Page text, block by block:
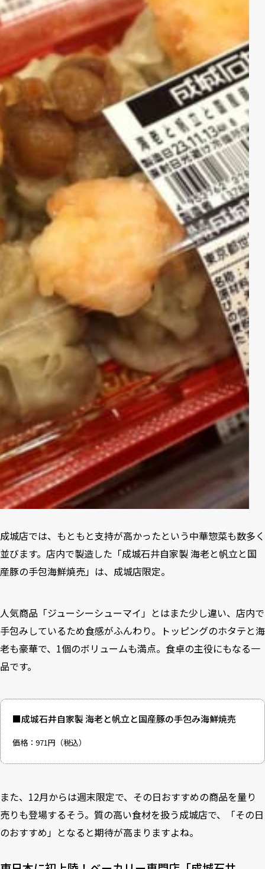
成城店では、もともと支持が高かったという中華惣菜も数多く
並びます。店内で製造した「成城石井自家製 海老と帆立と国
産豚の手包海鮮焼売」は、成城店限定。
人気商品「ジューシーシューマイ」とはまた少し違い、店内で
手包みしているため食感がふんわり。トッピングのホタテと海
老も豪華で、1個のボリュームも満点。食卓の主役にもなる一
品です。
■成城石井自家製 海老と帆立と国産豚の手包み海鮮焼売
価格：971円（税込）
また、12月からは週末限定で、その日おすすめの商品を量り
売りも登場するそう。質の高い食材を扱う成城店で、「その日
のおすすめ」となると期待が高まりますよね。